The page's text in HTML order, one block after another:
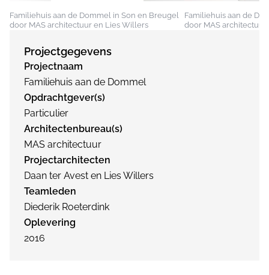
Familiehuis aan de Dommel in Son en Breugel
door MAS architectuur en Lies Willers
Familiehuis aan de
door MAS
Projectgegevens
Projectnaam
Familiehuis aan de Dommel
Opdrachtgever(s)
Particulier
Architectenbureau(s)
MAS architectuur
Projectarchitecten
Daan ter Avest en Lies Willers
Teamleden
Diederik Roeterdink
Oplevering
2016